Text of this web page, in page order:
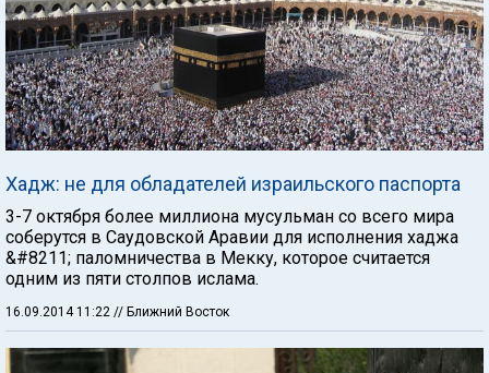
Хадж: не для обладателей израильского паспорта
3-7 октября более миллиона мусульман со всего мира
соберутся в Саудовской Аравии для исполнения хаджа
&#8211; паломничества в Мекку, которое считается
одним из пяти столпов ислама.
16.09.2014 11:22 // Ближний Восток